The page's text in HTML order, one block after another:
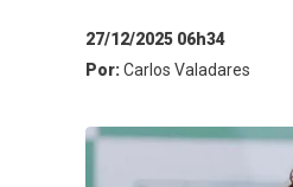
27/12/2025 06h34
Por:Carlos Valadares